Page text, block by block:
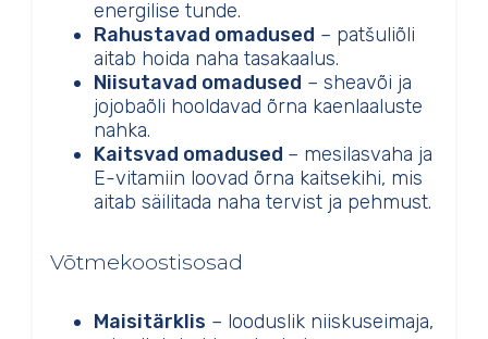
energilise tunde.
Rahustavad omadused – patšuliõli
aitab hoida naha tasakaalus.
Niisutavad omadused – sheavõi ja
jojobaõli hooldavad õrna kaenlaaluste
nahka.
Kaitsvad omadused – mesilasvaha ja
E-vitamiin loovad õrna kaitsekihi, mis
aitab säilitada naha tervist ja pehmust.
Võtmekoostisosad
Maisitärklis – looduslik niiskuseimaja,